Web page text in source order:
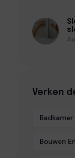
Verken
Badkamer
Bouwen